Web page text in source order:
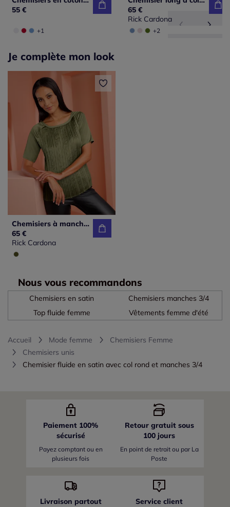
55 €
+1
65 €
Rick Cardona
+2
Je complète mon look
Chemisiers à manches courtes avec plis avant brillants
65 €
Rick Cardona
Nous vous recommandons
Chemisiers en satin
Chemisiers manches 3/4
Top fluide femme
Vêtements femme d'été
Accueil Mode femme
Chemisiers Femme
Chemisiers unis
Chemisier fluide en satin avec col rond et manches 3/4
Paiement 100%
sécurisé
Payez comptant ou en
plusieurs fois
Retour gratuit sous
100 jours
En point de retrait ou par La
Poste
Livraison partout Service client